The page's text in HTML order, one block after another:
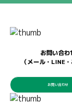
お問い合わ
（メール・LINE・
お問い合わせ